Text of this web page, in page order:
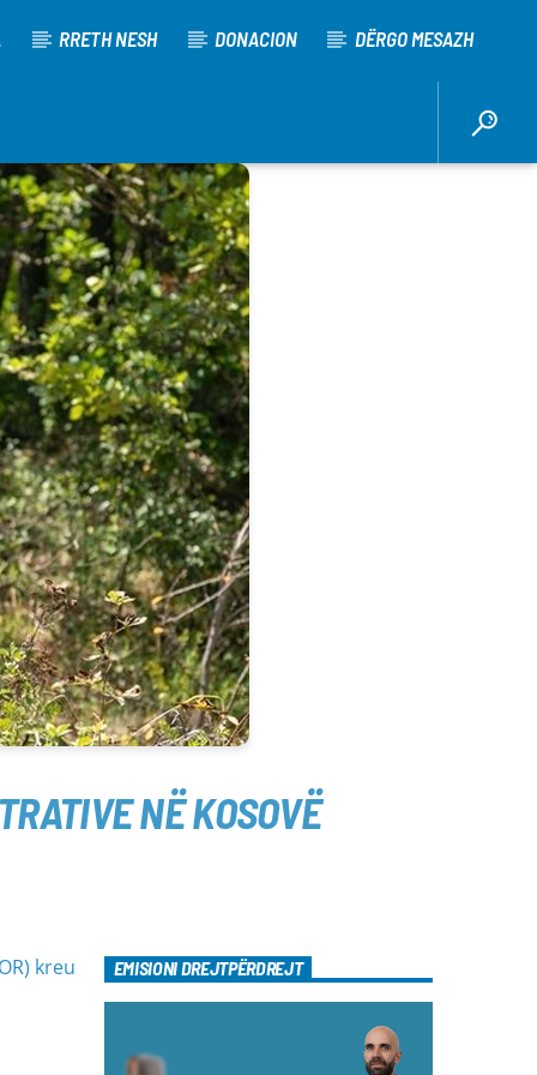
RRETH NESH DONACION DËRGO MESAZH
NË KOSOVË
kreu
EMISIONI DREJTPËRDREJT